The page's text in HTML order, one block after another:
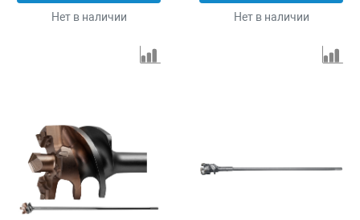
Нет в наличии Нет в наличии